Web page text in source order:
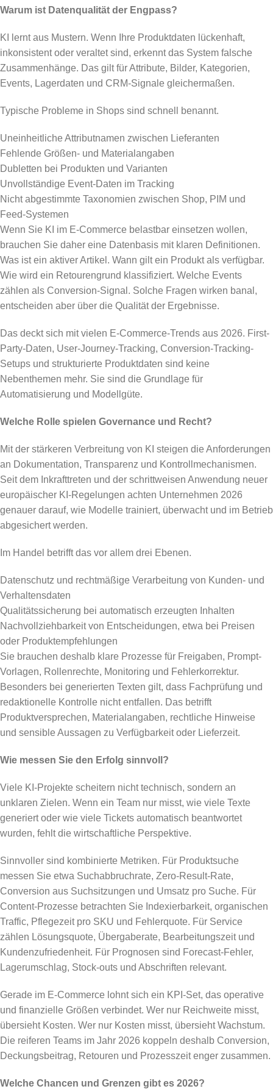
Warum ist Datenqualität der Engpass?
KI lernt aus Mustern. Wenn Ihre Produktdaten lückenhaft,
inkonsistent oder veraltet sind, erkennt das System falsche
Zusammenhänge. Das gilt für Attribute, Bilder, Kategorien,
Events, Lagerdaten und CRM-Signale gleichermaßen.
Typische Probleme in Shops sind schnell benannt.
Uneinheitliche Attributnamen zwischen Lieferanten
Fehlende Größen- und Materialangaben
Dubletten bei Produkten und Varianten
Unvollständige Event-Daten im Tracking
Nicht abgestimmte Taxonomien zwischen Shop, PIM und
Feed-Systemen
Wenn Sie KI im E-Commerce belastbar einsetzen wollen,
brauchen Sie daher eine Datenbasis mit klaren Definitionen.
Was ist ein aktiver Artikel. Wann gilt ein Produkt als verfügbar.
Wie wird ein Retourengrund klassifiziert. Welche Events
zählen als Conversion-Signal. Solche Fragen wirken banal,
entscheiden aber über die Qualität der Ergebnisse.
Das deckt sich mit vielen E-Commerce-Trends aus 2026. First-
Party-Daten, User-Journey-Tracking, Conversion-Tracking-
Setups und strukturierte Produktdaten sind keine
Nebenthemen mehr. Sie sind die Grundlage für
Automatisierung und Modellgüte.
Welche Rolle spielen Governance und Recht?
Mit der stärkeren Verbreitung von KI steigen die Anforderungen
an Dokumentation, Transparenz und Kontrollmechanismen.
Seit dem Inkrafttreten und der schrittweisen Anwendung neuer
europäischer KI-Regelungen achten Unternehmen 2026
genauer darauf, wie Modelle trainiert, überwacht und im Betrieb
abgesichert werden.
Im Handel betrifft das vor allem drei Ebenen.
Datenschutz und rechtmäßige Verarbeitung von Kunden- und
Verhaltensdaten
Qualitätssicherung bei automatisch erzeugten Inhalten
Nachvollziehbarkeit von Entscheidungen, etwa bei Preisen
oder Produktempfehlungen
Sie brauchen deshalb klare Prozesse für Freigaben, Prompt-
Vorlagen, Rollenrechte, Monitoring und Fehlerkorrektur.
Besonders bei generierten Texten gilt, dass Fachprüfung und
redaktionelle Kontrolle nicht entfallen. Das betrifft
Produktversprechen, Materialangaben, rechtliche Hinweise
und sensible Aussagen zu Verfügbarkeit oder Lieferzeit.
Wie messen Sie den Erfolg sinnvoll?
Viele KI-Projekte scheitern nicht technisch, sondern an
unklaren Zielen. Wenn ein Team nur misst, wie viele Texte
generiert oder wie viele Tickets automatisch beantwortet
wurden, fehlt die wirtschaftliche Perspektive.
Sinnvoller sind kombinierte Metriken. Für Produktsuche
messen Sie etwa Suchabbruchrate, Zero-Result-Rate,
Conversion aus Suchsitzungen und Umsatz pro Suche. Für
Content-Prozesse betrachten Sie Indexierbarkeit, organischen
Traffic, Pflegezeit pro SKU und Fehlerquote. Für Service
zählen Lösungsquote, Übergaberate, Bearbeitungszeit und
Kundenzufriedenheit. Für Prognosen sind Forecast-Fehler,
Lagerumschlag, Stock-outs und Abschriften relevant.
Gerade im E-Commerce lohnt sich ein KPI-Set, das operative
und finanzielle Größen verbindet. Wer nur Reichweite misst,
übersieht Kosten. Wer nur Kosten misst, übersieht Wachstum.
Die reiferen Teams im Jahr 2026 koppeln deshalb Conversion,
Deckungsbeitrag, Retouren und Prozesszeit enger zusammen.
Welche Chancen und Grenzen gibt es 2026?